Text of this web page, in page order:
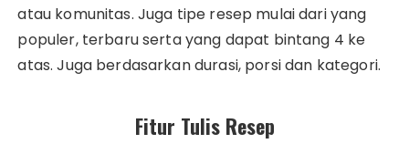
atau komunitas. Juga tipe resep mulai dari yang
populer, terbaru serta yang dapat bintang 4 ke
atas. Juga berdasarkan durasi, porsi dan kategori.
Fitur Tulis Resep